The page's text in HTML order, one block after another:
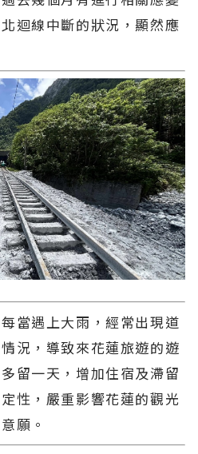
迴線中斷的狀況，顯然應
當遇上大雨，經常出現道
況，導致來花蓮旅遊的遊
留一天，增加住宿及滯留
性，嚴重影響花蓮的觀光
願。